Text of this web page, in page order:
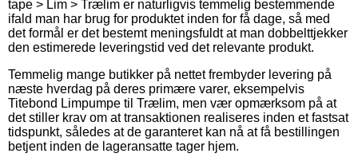
tape > Lim > Trælim er naturligvis temmelig bestemmende
ifald man har brug for produktet inden for få dage, så med
det formål er det bestemt meningsfuldt at man dobbelttjekker
den estimerede leveringstid ved det relevante produkt.
Temmelig mange butikker på nettet frembyder levering på
næste hverdag på deres primære varer, eksempelvis
Titebond Limpumpe til Trælim, men vær opmærksom på at
det stiller krav om at transaktionen realiseres inden et fastsat
tidspunkt, således at de garanteret kan nå at få bestillingen
betjent inden de lageransatte tager hjem.